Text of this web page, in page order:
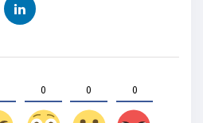
0 0 0